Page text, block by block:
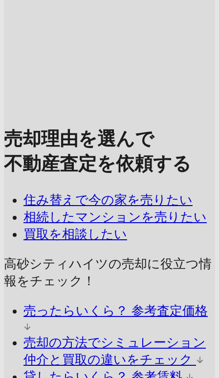
売却理由を選んで
不動産査定を依頼する
住み替えで今の家を売りたい
相続したマンションを売りたい
買取を相談したい
高砂シティハイツの売却に役立つ情
報をチェック！
売ったらいくら？ 参考査定価格
売却の方法でシミュレーション
仲介と買取の違いをチェック